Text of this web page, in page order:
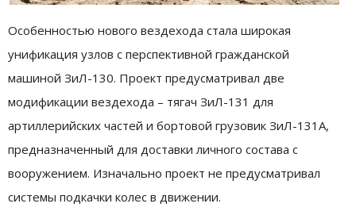
Особенностью нового вездехода стала широкая
унификация узлов с перспективной гражданской
машиной ЗиЛ-130. Проект предусматривал две
модификации вездехода – тягач ЗиЛ-131 для
артиллерийских частей и бортовой грузовик ЗиЛ-131А,
предназначенный для доставки личного состава с
вооружением. Изначально проект не предусматривал
системы подкачки колес в движении.